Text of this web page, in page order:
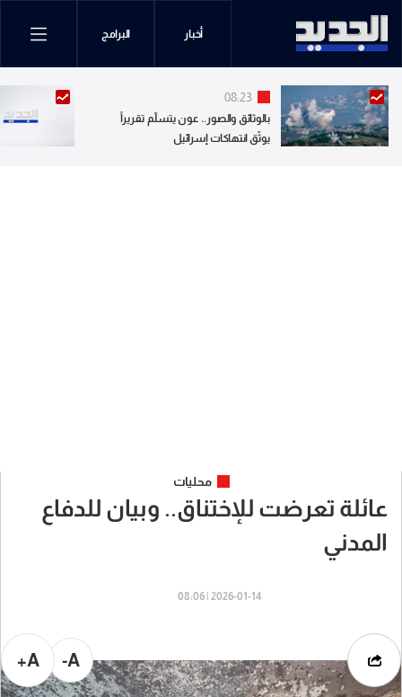
أخبار البرامج
08:23
بالوثائق والصور.. عون يتسلّم تقريراً
يوثّق انتهاكات إسرائيل
محليات
عائلة تعرضت للإختناق.. وبيان للدفاع
المدني
2026-01-14 | 08:06
A-
A+